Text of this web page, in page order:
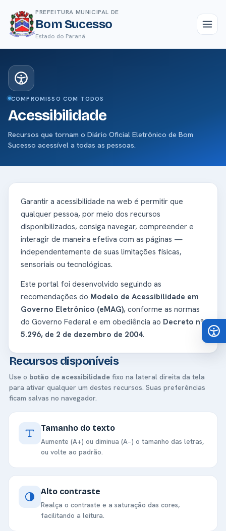
PREFEITURA MUNICIPAL DE
Bom Sucesso
Estado do Paraná
COMPROMISSO COM TODOS
Acessibilidade
Recursos que tornam o Diário Oficial Eletrônico de Bom
Sucesso acessível a todas as pessoas.
Garantir a acessibilidade na web é permitir que
qualquer pessoa, por meio dos recursos
disponibilizados, consiga navegar, compreender e
interagir de maneira efetiva com as páginas —
independentemente de suas limitações físicas,
sensoriais ou tecnológicas.
Este portal foi desenvolvido seguindo as
recomendações do Modelo de Acessibilidade em
Governo Eletrônico (eMAG), conforme as normas
do Governo Federal e em obediência ao Decreto nº
5.296, de 2 de dezembro de 2004.
Recursos disponíveis
Use o botão de acessibilidade fixo na lateral direita da tela
para ativar qualquer um destes recursos. Suas preferências
ficam salvas no navegador.
Tamanho do texto
Aumente (A+) ou diminua (A−) o tamanho das letras,
ou volte ao padrão.
Alto contraste
Realça o contraste e a saturação das cores,
facilitando a leitura.